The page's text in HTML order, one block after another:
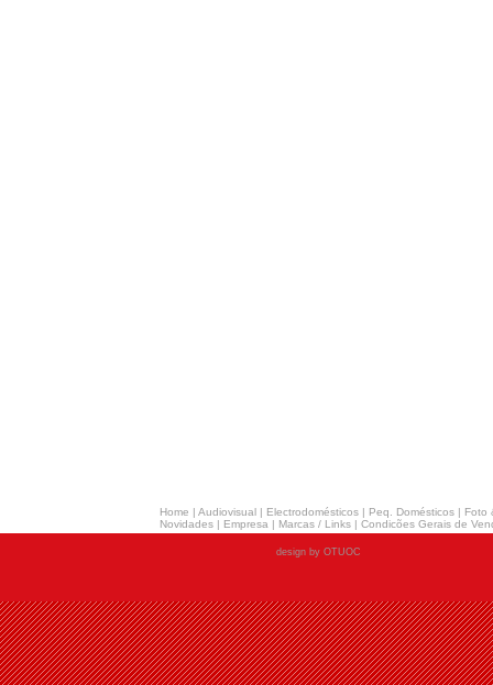
Home | Audiovisual | Electrodomésticos | Peq. Domésticos | Foto
Novidades | Empresa | Marcas / Links | Condicões Gerais de
design by OTUOC